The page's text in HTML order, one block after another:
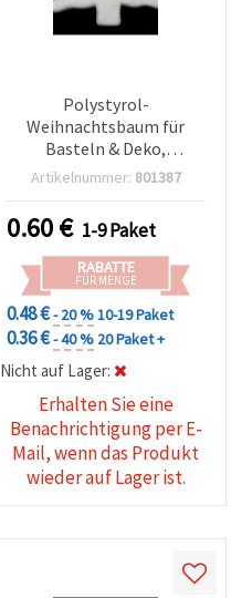
Polystyrol-
Weihnachtsbaum für
Basteln & Deko,
160×124×16 mm - 2er-Set
Artikelnummer: 801387
0.60€ 1-9 Paket
RABATTE
FÜR MENGE
0.48 €- 20 %10-19 Paket
0.36 €- 40 % 20 Paket +
Nicht auf Lager:
Erhalten Sie eine
Benachrichtigung per E-
Mail, wenn das Produkt
wieder auf Lager ist.